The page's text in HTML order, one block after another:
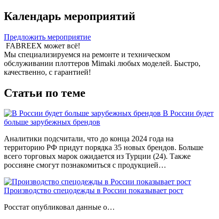
Календарь мероприятий
Предложить мероприятие
FABREEX может всё!
Мы специализируемся на ремонте и техническом
обслуживании плоттеров Mimaki любых моделей. Быстро,
качественно, с гарантией!
Статьи по теме
В России будет
больше зарубежных брендов
Аналитики подсчитали, что до конца 2024 года на
территорию РФ придут порядка 35 новых брендов. Больше
всего торговых марок ожидается из Турции (24). Также
россияне смогут познакомиться с продукцией…
Производство спецодежды в России показывает рост
Росстат опубликовал данные о…